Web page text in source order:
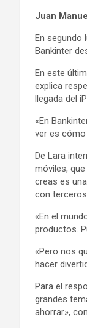
Juan
En segundo
Bankinter
En este
explica
llegada del
«En
ver es
De Lara
móviles,
creas es
con
«En el
productos.
«Pero nos
hacer
Para el
grandes
ahorrar»,